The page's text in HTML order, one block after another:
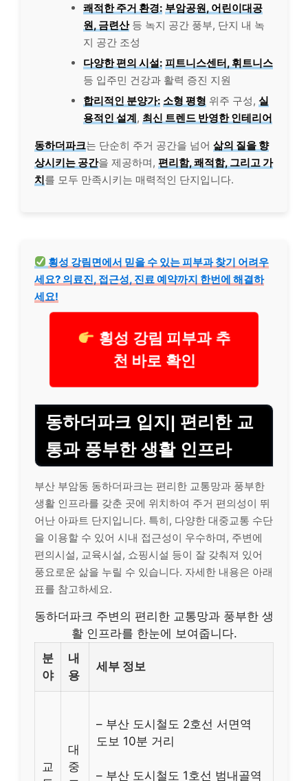
쾌적한 주거 환경: 부암공원, 어린이대공
원, 금련산등 녹지 공간 풍부, 단지 내 녹
지 공간 조성
다양한 편의 시설: 피트니스센터, 휘트니스
등 입주민 건강과 활력 증진 지원
합리적인 분양가: 소형 평형 위주 구성, 실
용적인 설계, 최신 트렌드 반영한 인테리어
동하더파크는 단순히 주거 공간을 넘어 삶의 질을 향
상시키는 공간을 제공하며, 편리함, 쾌적함, 그리고 가
치를 모두 만족시키는 매력적인 단지입니다.
횡성 강림면에서 믿을 수 있는 피부과 찾기 어려우
세요? 의료진, 접근성, 진료 예약까지 한번에 해결하
세요!
횡성 강림 피부과 추
천 바로 확인
동하더파크 입지| 편리한 교
통과 풍부한 생활 인프라
부산 부암동 동하더파크는 편리한 교통망과 풍부한
생활 인프라를 갖춘 곳에 위치하여 주거 편의성이 뛰
어난 아파트 단지입니다. 특히, 다양한 대중교통 수단
을 이용할 수 있어 시내 접근성이 우수하며, 주변에
편의시설, 교육시설, 쇼핑시설 등이 잘 갖춰져 있어
풍요로운 삶을 누릴 수 있습니다. 자세한 내용은 아래
표를 참고하세요.
동하더파크 주변의 편리한 교통망과 풍부한 생
활 인프라를 한눈에 보여줍니다.
분
야
내
용
세부 정보
교
대
중
– 부산 도시철도 2호선 서면역
도보 10분 거리
– 부산 도시철도 1호선 범내골역